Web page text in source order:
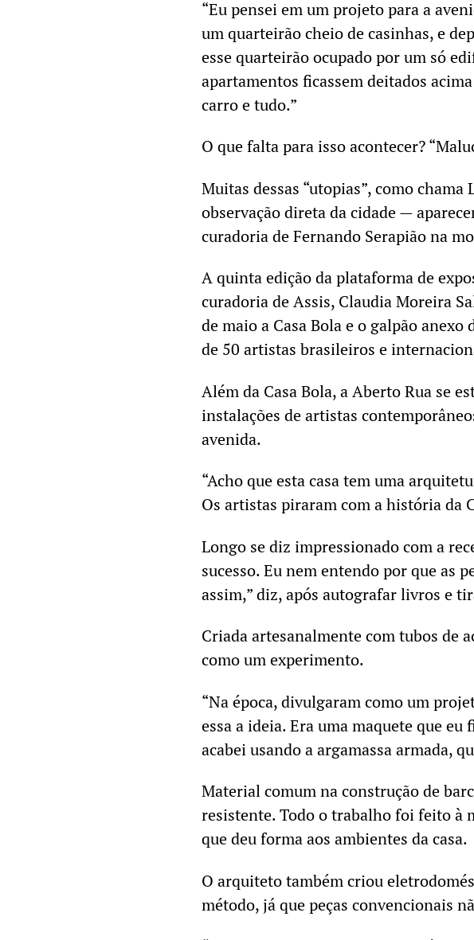
“Eu pensei em um projeto para a
um quarteirão cheio de casinhas, e
esse quarteirão ocupado por um só
apartamentos ficassem deitados
carro e tudo.”
O que falta para isso acontecer?
Muitas dessas “utopias”, como
observação direta da cidade —
curadoria de Fernando Serapião na
A quinta edição da plataforma de
curadoria de Assis, Claudia Moreira
de maio a Casa Bola e o galpão
de 50 artistas brasileiros e
Além da Casa Bola, a Aberto Rua se
instalações de artistas
avenida.
“Acho que esta casa tem uma
Os artistas piraram com a história da
Longo se diz impressionado com a
sucesso. Eu nem entendo por que as
assim,” diz, após autografar livros e
Criada artesanalmente com tubos de
como um experimento.
“Na época, divulgaram como um
essa a ideia. Era uma maquete que
acabei usando a argamassa armada,
Material comum na construção de
resistente. Todo o trabalho foi feito à
que deu forma aos ambientes da casa.
O arquiteto também criou
método, já que peças convencionais